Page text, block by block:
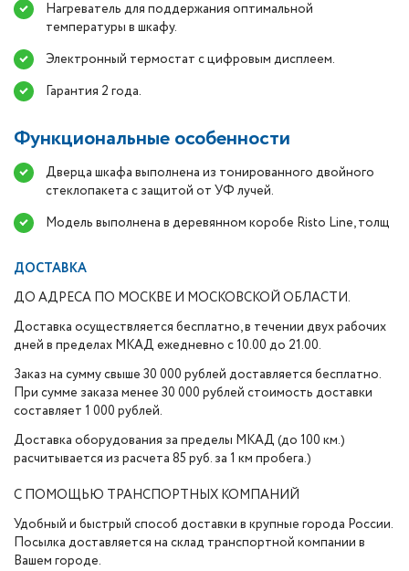
Нагреватель для поддержания оптимальной
температуры в шкафу.
Электронный термостат с цифровым дисплеем.
Гарантия 2 года.
Функциональные особенности
Дверца шкафа выполнена из тонированного двойного
стеклопакета с защитой от УФ лучей.
Модель выполнена в деревянном коробе Risto Line, толщ
ДОСТАВКА
ДО АДРЕСА ПО МОСКВЕ И МОСКОВСКОЙ ОБЛАСТИ.
Доставка осуществляется бесплатно, в течении двух рабочих
дней в пределах МКАД ежедневно с 10.00 до 21.00.
Заказ на сумму свыше 30 000 рублей доставляется бесплатно.
При сумме заказа менее 30 000 рублей стоимость доставки
составляет 1 000 рублей.
Доставка оборудования за пределы МКАД (до 100 км.)
расчитывается из расчета 85 руб. за 1 км пробега.)
С ПОМОЩЬЮ ТРАНСПОРТНЫХ КОМПАНИЙ
Удобный и быстрый способ доставки в крупные города России.
Посылка доставляется на склад транспортной компании в
Вашем городе.